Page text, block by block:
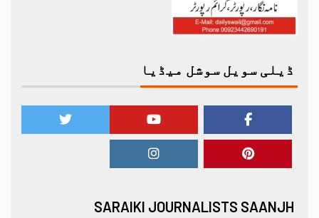
ڈیلی سویل سوشل میڈیا
SARAIKI JOURNALISTS SAANJH